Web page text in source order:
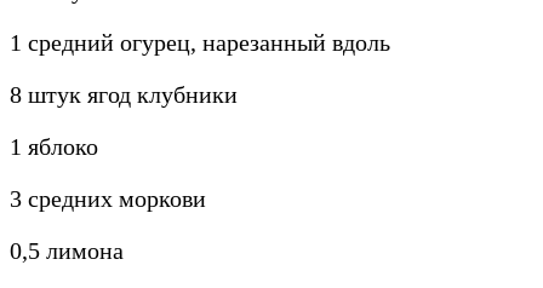
1 средний огурец, нарезанный вдоль
8 штук ягод клубники
1 яблоко
3 средних моркови
0,5 лимона